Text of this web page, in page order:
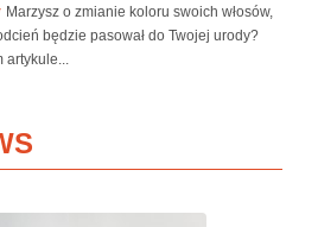
Marzysz o zmianie koloru swoich włosów,
będzie pasował do Twojej urody?
artykule...